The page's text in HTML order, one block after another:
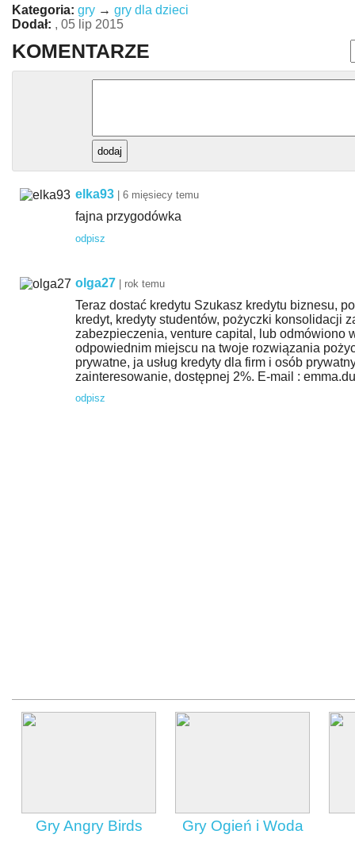
Kategoria: gry → gry dla dzieci
Dodał: , 05 lip 2015
KOMENTARZE
elka93 6 mięsiecy temu
fajna przygodówka
odpisz
olga27 rok temu
Teraz dostać kredytu Szukasz kredytu biznesu,
kredyt, kredyty studentów, pożyczki konsolidacji
zabezpieczenia, venture capital, lub odmówiono
odpowiednim miejscu na twoje rozwiązania
prywatne, ja usług kredyty dla firm i osób
zainteresowanie, dostępnej 2%. E-mail :
odpisz
Gry Angry Birds Gry Ogień i Woda